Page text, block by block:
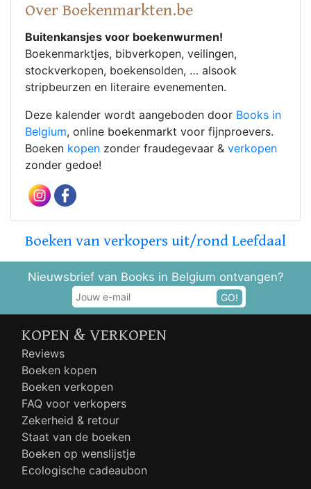
Over Boekenmarkten.be
Buitenkansjes voor boekenwurmen!
Boekenmarktjes, bibverkopen, veilingen,
stockverkopen, boekensolden, … alsook
stripbeurzen en literaire evenementen.
Deze kalender wordt aangeboden door Books in
Belgium, online boekenmarkt voor fijnproevers.
Boeken kopen zonder fraudegevaar & verkopen
zonder gedoe!
Boeken van verkopers uit/rond Leefdaal
Nieuwsbrief van Books in Belgium ontvangen?
GO!
KOPEN & VERKOPEN
Reviews
Boeken kopen
Boeken verkopen
FAQ voor verkopers
Zekerheid & retour
Staat van de boeken
Boeken op wenslijstje
Ecologische cadeaubon